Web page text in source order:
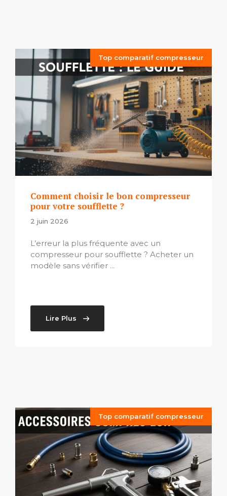
Top comparatif compresseur
Comment choisir le bon compresseur
pour votre soufflette ?
2 juin 2026
L’erreur la plus fréquente avec un
compresseur pour soufflette ? Acheter un
modèle sans vérifier ...
Lire Plus
Top comparatif compresseur